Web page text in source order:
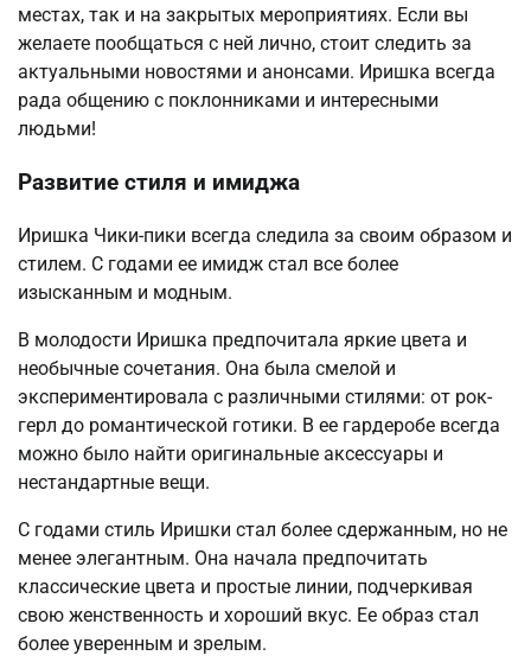
местах, так и на закрытых мероприятиях. Если вы
желаете пообщаться с ней лично, стоит следить за
актуальными новостями и анонсами. Иришка всегда
рада общению с поклонниками и интересными
людьми!
Развитие стиля и имиджа
Иришка Чики-пики всегда следила за своим образом и
стилем. С годами ее имидж стал все более
изысканным и модным.
В молодости Иришка предпочитала яркие цвета и
необычные сочетания. Она была смелой и
экспериментировала с различными стилями: от рок-
герл до романтической готики. В ее гардеробе всегда
можно было найти оригинальные аксессуары и
нестандартные вещи.
С годами стиль Иришки стал более сдержанным, но не
менее элегантным. Она начала предпочитать
классические цвета и простые линии, подчеркивая
свою женственность и хороший вкус. Ее образ стал
более уверенным и зрелым.